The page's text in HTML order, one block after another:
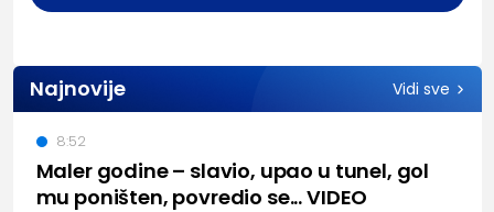
Najnovije Vidi sve
Maler godine – slavio, upao u tunel, gol
mu poništen, povredio se... VIDEO
8:52